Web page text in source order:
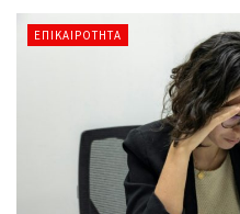
ΕΠΙΚΑΙΡΌΤΗΤΑ